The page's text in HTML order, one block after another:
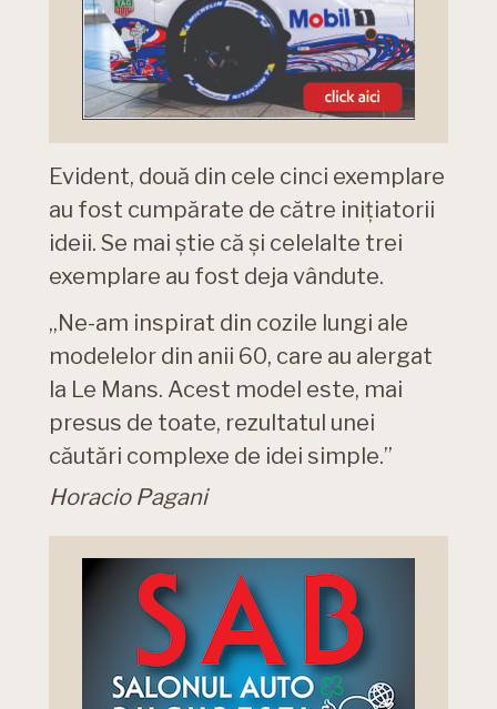
Evident, două din cele cinci exemplare
au fost cumpărate de către inițiatorii
ideii. Se mai știe că și celelalte trei
exemplare au fost deja vândute.
„Ne-am inspirat din cozile lungi ale
modelelor din anii 60, care au alergat
la Le Mans. Acest model este, mai
presus de toate, rezultatul unei
căutări complexe de idei simple.”
Horacio Pagani